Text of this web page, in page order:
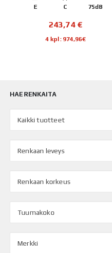
E C 75dB
243,74€
4 kpl: 974,96€
HAE RENKAITA
Kaikki tuotteet
Renkaan leveys
Renkaan korkeus
Tuumakoko
Merkki